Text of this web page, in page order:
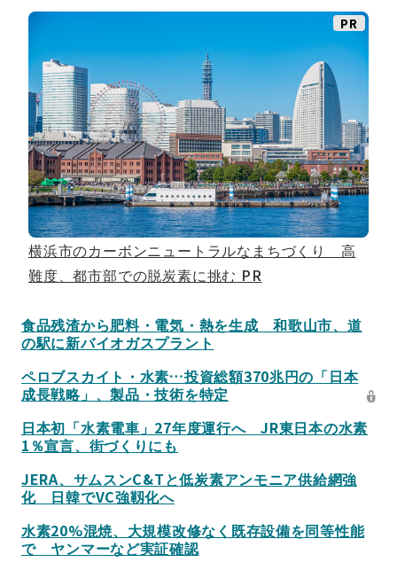
PR
横浜市のカーボンニュートラルなまちづくり 高
難度、都市部での脱炭素に挑む PR
食品残渣から肥料・電気・熱を生成 和歌山市、道
の駅に新バイオガスプラント
ペロブスカイト・水素…投資総額370兆円の「日本
成長戦略」、製品・技術を特定
日本初「水素電車」27年度運行へ JR東日本の水素
1％宣言、街づくりにも
JERA、サムスンC&Tと低炭素アンモニア供給網強
化 日韓でVC強靱化へ
水素20%混焼、大規模改修なく既存設備を同等性能
で ヤンマーなど実証確認